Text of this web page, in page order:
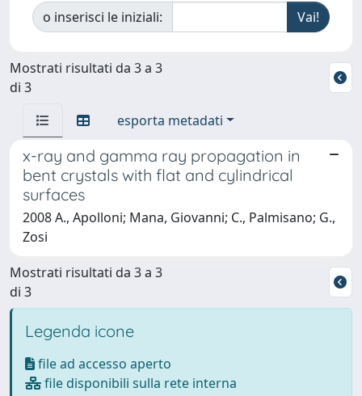
o inserisci le iniziali:
Mostrati risultati da 3 a 3
di 3
esporta metadati
x-ray and gamma ray propagation in
bent crystals with flat and cylindrical
surfaces
2008 A., Apolloni; Mana, Giovanni; C., Palmisano; G.,
Zosi
Mostrati risultati da 3 a 3
di 3
Legenda icone
file ad accesso aperto
file disponibili sulla rete interna